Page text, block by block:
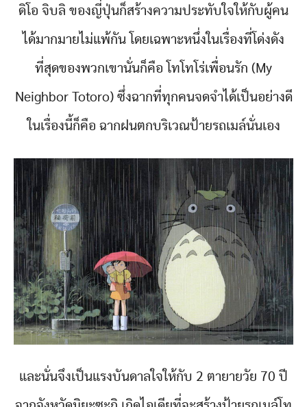
ดิโอ จิบลิ ของญี่ปุ่นก็สร้างความประทับใจให้กับผู้คน
ได้มากมายไม่แพ้กัน โดยเฉพาะหนึ่งในเรื่องที่โด่งดัง
ที่สุดของพวกเขานั่นก็คือ โทโทโร่เพื่อนรัก (My
Neighbor Totoro) ซึ่งฉากที่ทุกคนจดจำได้เป็นอย่างดี
ในเรื่องนี้ก็คือ ฉากฝนตกบริเวณป้ายรถเมล์นั่นเอง
และนั่นจึงเป็นแรงบันดาลใจให้กับ 2 ตายายวัย 70 ปี